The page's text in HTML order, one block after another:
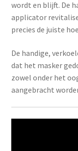
wordt en blijft. De
applicator
precies de juiste
De handige,
dat het masker
zowel onder het
aangebracht